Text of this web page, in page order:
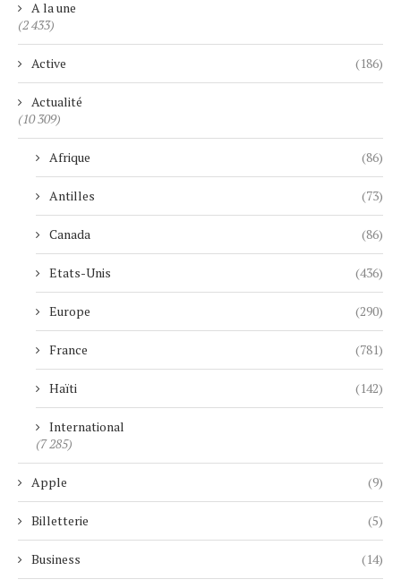
A la une
(2 433)
Active (186)
Actualité
(10 309)
Afrique (86)
Antilles (73)
Canada (86)
Etats-Unis (436)
Europe (290)
France (781)
Haïti (142)
International
(7 285)
Apple (9)
Billetterie (5)
Business (14)